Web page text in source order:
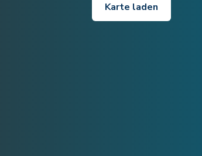
Karte laden